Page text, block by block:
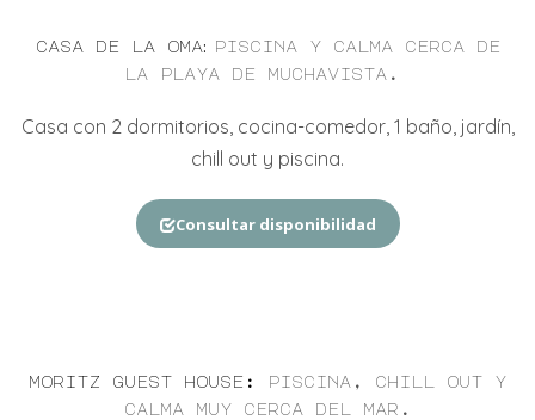
casa de la oma:
piscina y calma cerca de
la playa de muchavista.
Casa con 2 dormitorios, cocina-comedor, 1 baño, jardín,
chill out y piscina.
Consultar disponibilidad
moritz guest house:
piscina, chill out y
calma muy cerca del mar.